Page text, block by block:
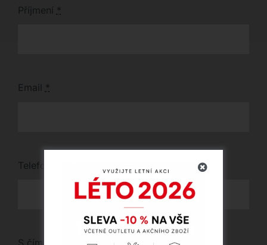
Příjmení *
Email *
Telefon
S čím vám můžeme pomoci?